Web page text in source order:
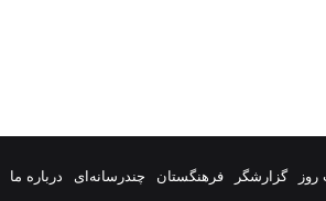
گزارشگر فرهنگستان چندرسانه‌ای درباره ما